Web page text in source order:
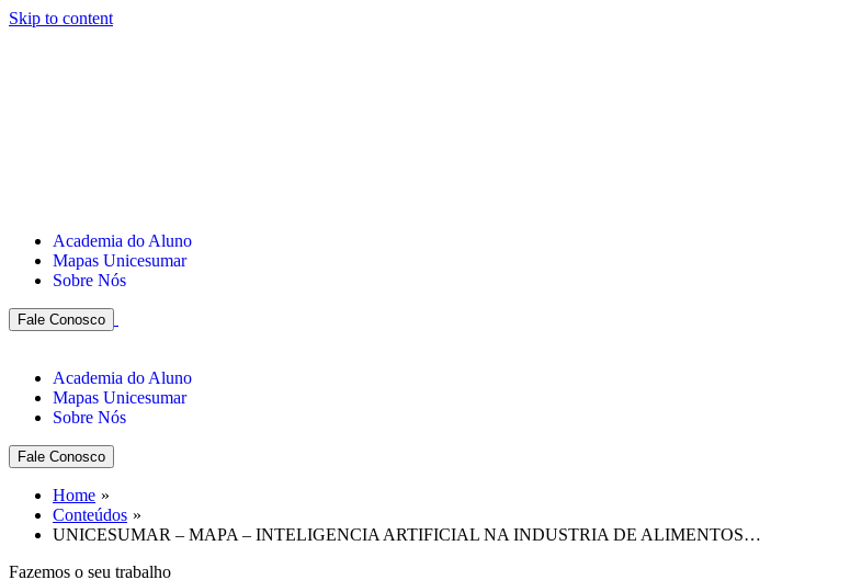
Skip to content
Academia do Aluno
Mapas Unicesumar
Sobre Nós
Fale Conosco
Academia do Aluno
Mapas Unicesumar
Sobre Nós
Fale Conosco
Home
Conteúdos
UNICESUMAR – MAPA – INTELIGENCIA ARTIFICIAL NA INDUSTRIA DE ALIMENTOS…
Fazemos o seu trabalho